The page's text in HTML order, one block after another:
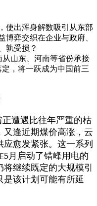
使出浑身解数吸引从东部
博弈交织在企业与政府、
孰受损？
从山东、河南等省份承接
，将一跃成为中国前三
遭遇比往年严重的枯
又逢近期煤价高涨，云
愈发紧张。这一系列
月启动了错峰用电的
继续既定的大规模引
该计划可能有所延